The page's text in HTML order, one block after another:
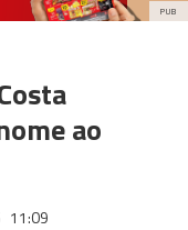
PUB
ao
11:09